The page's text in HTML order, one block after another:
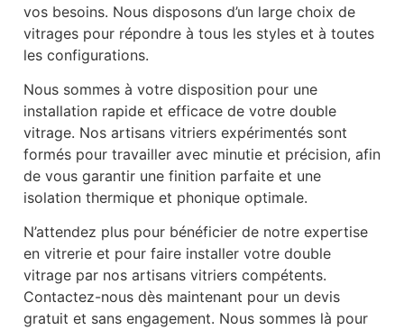
vos besoins. Nous disposons d’un large choix de
vitrages pour répondre à tous les styles et à toutes
les configurations.
Nous sommes à votre disposition pour une
installation rapide et efficace de votre double
vitrage. Nos artisans vitriers expérimentés sont
formés pour travailler avec minutie et précision, afin
de vous garantir une finition parfaite et une
isolation thermique et phonique optimale.
N’attendez plus pour bénéficier de notre expertise
en vitrerie et pour faire installer votre double
vitrage par nos artisans vitriers compétents.
Contactez-nous dès maintenant pour un devis
gratuit et sans engagement. Nous sommes là pour